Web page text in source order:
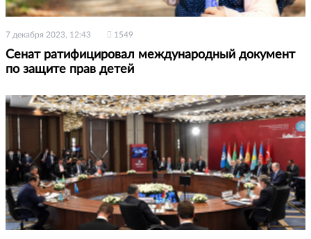
7 декабря 2023, 12:43 1549
Сенат ратифицировал международный документ
по защите прав детей